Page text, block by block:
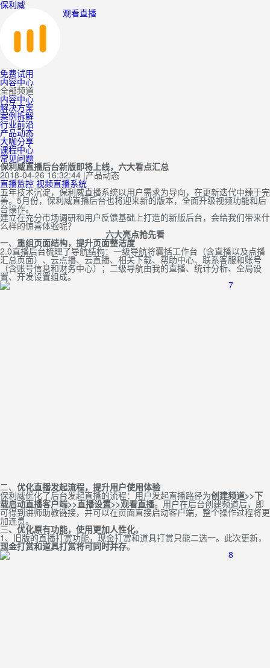
保利威
观看直播
免费试用
内容中心
全部频道
内容中心
解决方案
案例拆解
行业前沿
产品动态
大咖分享
课程中心
常见问题
保利威直播后台新版即将上线，六大看点汇总
2018-04-26 16:32:44 |产品动态
直播监控 视频直播系统
五年技术沉淀，保利威直播系统以用户需求为导向，在更新迭代中臻于完
善。5月份，保利威直播后台也将迎来新的版本，全面升级视频功能和后
台操作。
建立在充分市场调研和用户反馈基础上打造的新版后台，会给我们带来什
么样的惊喜体验呢？
六大亮点抢先看
一、 重组页面结构，提升页面整洁度
2.0直播后台梳理了导航结构：一级导航将囊括工作台（含直播以及点播
汇总页面）、云点播、云直播、相关下载、帮助中心、联系客服和账号
（含账号信息和财务中心）；二级导航由我的直播、统计分析、全局设
置、开发设置组成。
二、 优化直播发起流程，提升用户使用体验
保利威优化了后台发起直播的流程：用户发起直播路径为创建频道>>下
载启动直播客户端>>直播设置>>观看直播。用户在后台创建频道后，即
可得到讲师助教链接，并可以在页面直接启动客户端，整个操作过程将更
加连贯。
三、优化原有功能，使用更加人性化。
1、旧版的直播打赏功能，现金打赏和道具打赏只能二选一。此次更新，
现金打赏和道具打赏将可同时并存。